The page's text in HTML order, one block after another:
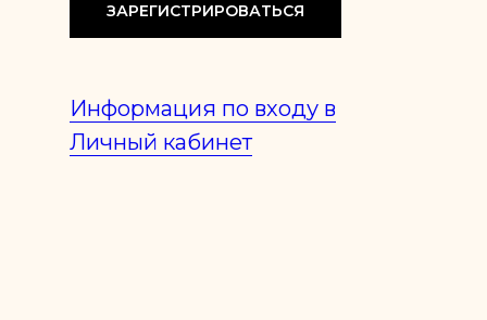
ЗАРЕГИСТРИРОВАТЬСЯ
Информация по входу в
Личный кабинет